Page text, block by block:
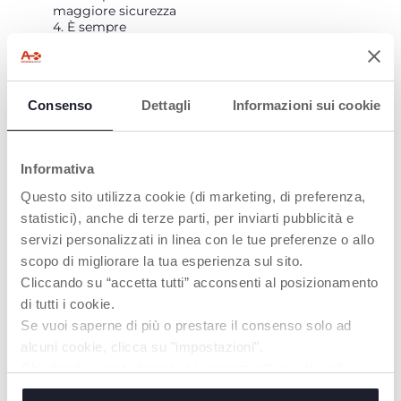
Consenso Dettagli Informazioni sui cookie
Informativa
Questo sito utilizza cookie (di marketing, di preferenza,
statistici), anche di terze parti, per inviarti pubblicità e
servizi personalizzati in linea con le tue preferenze o allo
scopo di migliorare la tua esperienza sul sito.
Cliccando su “accetta tutti” acconsenti al posizionamento
di tutti i cookie.
Se vuoi saperne di più o prestare il consenso solo ad
alcuni cookie, clicca su "impostazioni".
cookie tecnici, indispensabili per fruire del servizio
maggiore sicurezza
4. È sempre
SISTEMA EASY-
EXTEND DI
PROTEZIONE
DELLA TESTA
Il poggiatesta è
regolabile in altezza e
cresce con il bambino
cm (circa 12 anni).
SISTEMA
BREVETTATO
ONE-STEP
Il sistema Chicco
rapido dei connettori
maniglia, i connettori
si sbloccano,
permettendo di